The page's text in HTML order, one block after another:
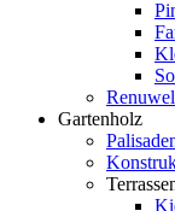
Gartenholz